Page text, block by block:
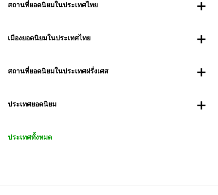
สถานที่ยอดนิยมในประเทศไทย
เมืองยอดนิยมในประเทศไทย
สถานที่ยอดนิยมในประเทศฝรั่งเศส
ประเทศยอดนิยม
ประเทศทั้งหมด